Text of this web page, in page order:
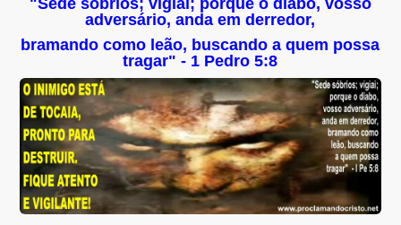
"Sede sóbrios; vigiai; porque o diabo, vosso
adversário, anda em derredor,
bramando como leão, buscando a quem possa
tragar" - 1 Pedro 5:8